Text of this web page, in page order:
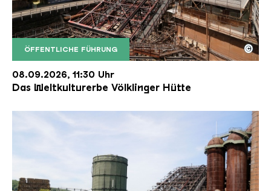
ÖFFENTLICHE FÜHRUNG
Der Erzschrägaufzug der Völklinger Hütte mit
Copyright: Weltkulturerbe Völklinger Hütte | Karl
©
08.09.2026, 11:30 Uhr
Das Weltkulturerbe Völklinger Hütte